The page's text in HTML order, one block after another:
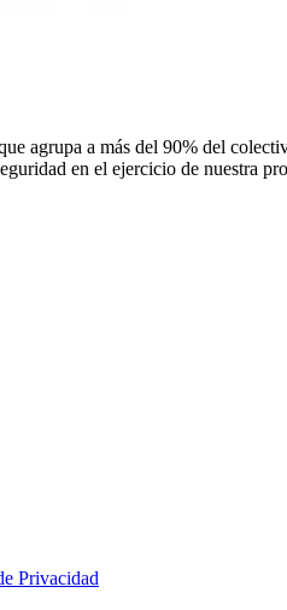
agrupa a más del 90% del
en el ejercicio de nuestra
Privacidad